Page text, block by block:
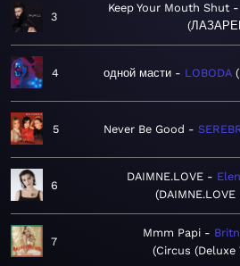
3
Keep Your Mouth Shut
4 одной масти LOBODA
5 Never Be Good
6
DAIMNE.LOVE
7
Mmm Papi
Circus (Deluxe